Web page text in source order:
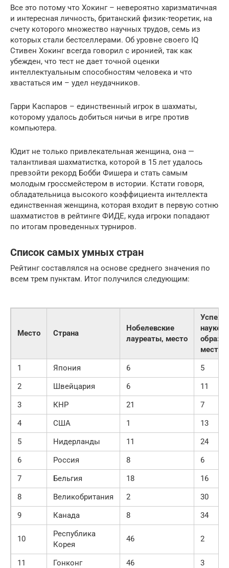
Все это потому что Хокинг – невероятно харизматичная
и интересная личность, британский физик-теоретик, на
счету которого множество научных трудов, семь из
которых стали бестселлерами. Об уровне своего IQ
Стивен Хокинг всегда говорил с иронией, так как
убежден, что тест не дает точной оценки
интеллектуальным способностям человека и что
хвастаться им – удел неудачников.
Гарри Каспаров – единственный игрок в шахматы,
которому удалось добиться ничьи в игре против
компьютера.
Юдит не только привлекательная женщина, она —
талантливая шахматистка, которой в 15 лет удалось
превзойти рекорд Бобби Фишера и стать самым
молодым гроссмейстером в истории. Кстати говоря,
обладательница высокого коэффициента интеллекта
единственная женщина, которая входит в первую сотню
шахматистов в рейтинге ФИДЕ, куда игроки попадают
по итогам проведенных турниров.
Список самых умных стран
Рейтинг составлялся на основе среднего значения по
всем трем пунктам. Итог получился следующим:
Место Страна
Нобелевские
лауреаты, место
Успехи
науке и
место
1
Япония 6
5
2
Швейцария 6
11
3
КНР 21
7
4
США 1
13
5
Нидерланды 11
24
6
Россия 8
6
7
Бельгия 18
16
8
Великобритания 2
30
9
Канада 8 34
10
Республика
Корея
46 2
11 Гонконг 46 3